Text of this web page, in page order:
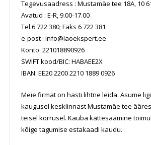
Tegevusaadress : Mustamäe tee 18A, 10
Avatud : E-R, 9.00-17.00
Tel.6 722 380; Faks 6 722 381
e-post : info@laoekspert.ee
Konto: 221018890926
SWIFT kood/BIC: HABAEE2X
IBAN: EE20 2200 2210 1889 0926
Meie firmat on hästi lihtne leida. Asume
kaugusel kesklinnast Mustamäe tee
teisel korrusel. Kauba kättesaamine
kõige tagumise estakaadi kaudu.